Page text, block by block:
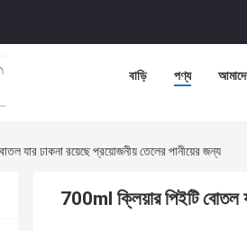
বাড়ি পণ্য
যার ঢাকনা রয়েছে প্রয়োজনীয় তেলের পানীয়ের জন্য
700ml ক্লিয়ার পিইটি বোতল